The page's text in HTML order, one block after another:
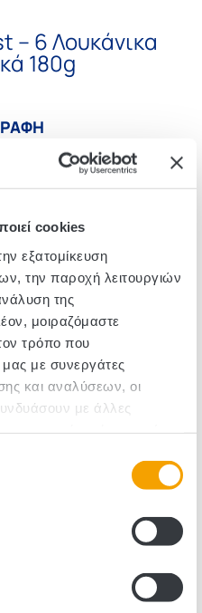
cookies
εξατομίκευση
την παροχή λειτουργιών
της
μοιραζόμαστε
τρόπο που
μας με συνεργάτες
και αναλύσεων, οι
με άλλες
– 6 Λουκάνικα
180g
Φρανκφούρτης Saft-
λαχταριστά! Όπως όλα
12